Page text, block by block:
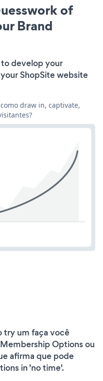
of
Brand
develop your
ShopSite website
draw in, captivate,
try um faça você
Options ou
afirma que pode
in 'no time'.